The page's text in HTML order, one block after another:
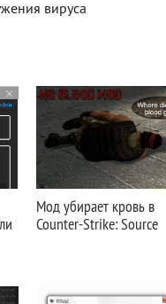
вируса
Мод убирает кровь в
Counter-Strike: Source